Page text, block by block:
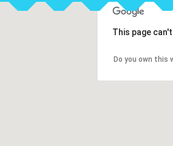
This page
Do you own this